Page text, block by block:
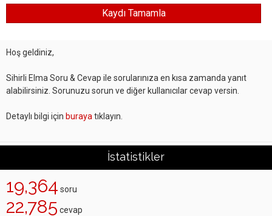
Hoş geldiniz,
Sihirli Elma Soru & Cevap ile sorularınıza en kısa zamanda yanıt
alabilirsiniz. Sorunuzu sorun ve diğer kullanıcılar cevap versin.
Detaylı bilgi için buraya tıklayın.
İstatistikler
19,364 soru
22,785 cevap